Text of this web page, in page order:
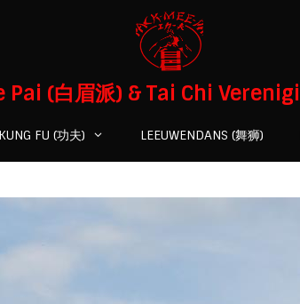
Pai (白眉派) & Tai Chi
KUNG FU (功夫) LEEUWENDANS (舞狮)